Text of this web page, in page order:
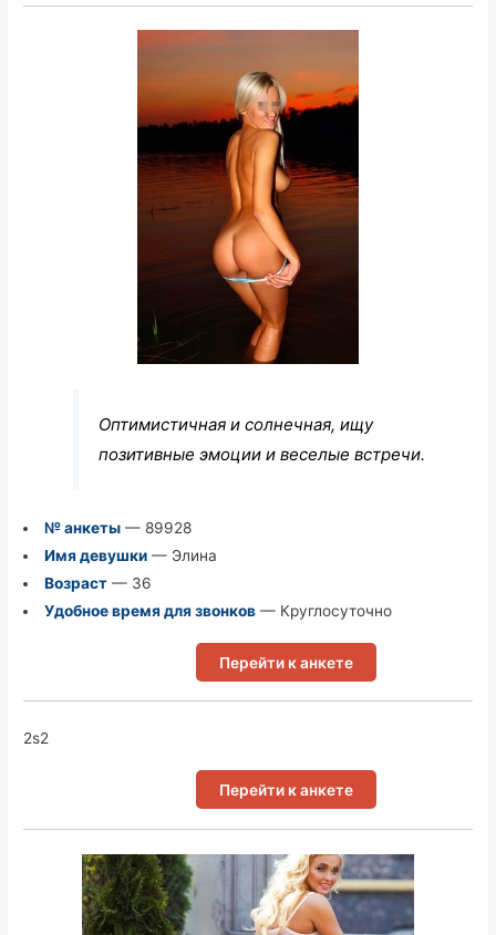
Оптимистичная и солнечная, ищу
позитивные эмоции и веселые встречи.
№ анкеты— 89928
Имя девушки— Элина
Возраст— 36
Удобное время для звонков— Круглосуточно
Перейти к анкете
2s2
Перейти к анкете